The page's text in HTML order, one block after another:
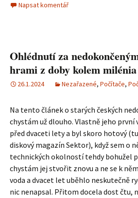
Napsat komentář
Ohlédnutí za
hrami z doby kolem milénia
26.1.2024 Nezařazené, Počítače,
Na tento článek o starých českých
chystám už dlouho. Vlastně jeho první
před dvaceti lety a byl skoro hotový
diskový magazín Sektor), když sem o
technických okolností tehdy bohužel
chystám jej stvořit znovu a ne se k
voda a dvacet let uběhlo neskutečně
nic nenapsal. Přitom docela dost čtu,